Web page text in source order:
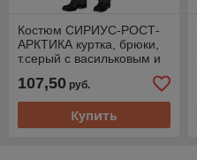
Костюм СИРИУС-РОСТ-
АРКТИКА куртка, брюки,
т.серый с васильковым и
107,50 руб.
Купить